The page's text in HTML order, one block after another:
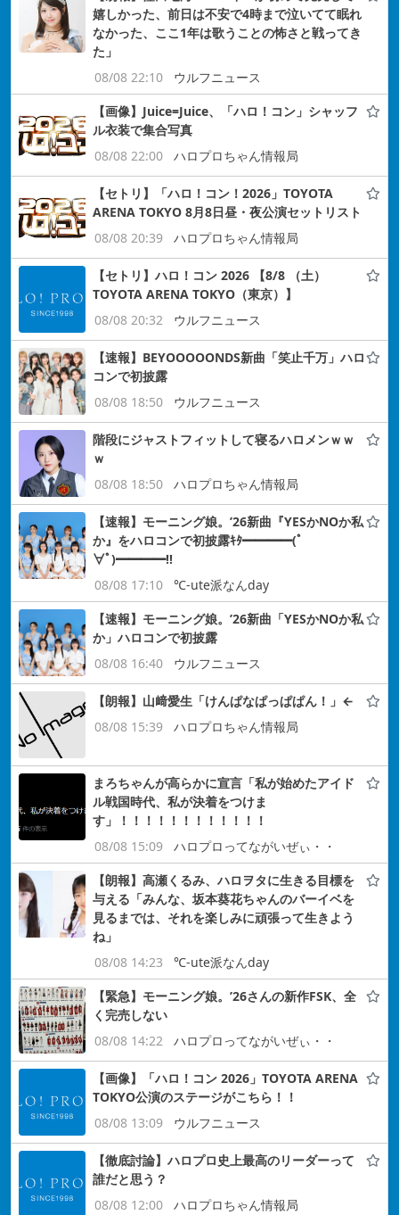
嬉しかった、前日は不安で4時まで泣いてて眠れ
なかった、ここ1年は歌うことの怖さと戦ってき
た」
08/08 22:10
ウルフニュース
【画像】Juice=Juice、「ハロ！コン」シャッフ
ル衣装で集合写真
08/08 22:00
ハロプロちゃん情報局
【セトリ】「ハロ！コン！2026」TOYOTA
ARENA TOKYO 8月8日昼・夜公演セットリスト
08/08 20:39
ハロプロちゃん情報局
【セトリ】ハロ！コン 2026 【8/8 （土）
TOYOTA ARENA TOKYO（東京）】
08/08 20:32
ウルフニュース
【速報】BEYOOOOONDS新曲「笑止千万」ハロ
コンで初披露
08/08 18:50
ウルフニュース
階段にジャストフィットして寝るハロメンｗｗ
ｗ
08/08 18:50
ハロプロちゃん情報局
【速報】モーニング娘。’26新曲『YESかNOか私
か』をハロコンで初披露ｷﾀ━━━━(ﾟ
∀ﾟ)━━━━!!
08/08 17:10
℃-ute派なんday
【速報】モーニング娘。’26新曲「YESかNOか私
か」ハロコンで初披露
08/08 16:40
ウルフニュース
【朗報】山﨑愛生「けんぱなぱっぱぱん！」←
08/08 15:39
ハロプロちゃん情報局
まろちゃんが高らかに宣言「私が始めたアイド
ル戦国時代、私が決着をつけま
す」！！！！！！！！！！！！
08/08 15:09
ハロプロってながいぜぃ・・
【朗報】高瀬くるみ、ハロヲタに生きる目標を
与える「みんな、坂本葵花ちゃんのバーイベを
見るまでは、それを楽しみに頑張って生きよう
ね」
08/08 14:23
℃-ute派なんday
【緊急】モーニング娘。’26さんの新作FSK、全
く完売しない
08/08 14:22
ハロプロってながいぜぃ・・
【画像】「ハロ！コン 2026」TOYOTA ARENA
TOKYO公演のステージがこちら！！
08/08 13:09
ウルフニュース
【徹底討論】ハロプロ史上最高のリーダーって
誰だと思う？
08/08 12:00
ハロプロちゃん情報局